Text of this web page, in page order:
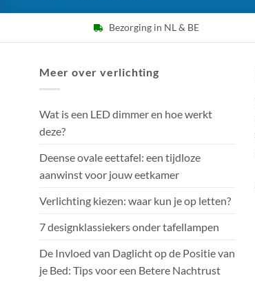
Bezorging in NL & BE
Meer over verlichting
Wat is een LED dimmer en hoe werkt
deze?
Deense ovale eettafel: een tijdloze
aanwinst voor jouw eetkamer
Verlichting kiezen: waar kun je op letten?
7 designklassiekers onder tafellampen
De Invloed van Daglicht op de Positie van
je Bed: Tips voor een Betere Nachtrust